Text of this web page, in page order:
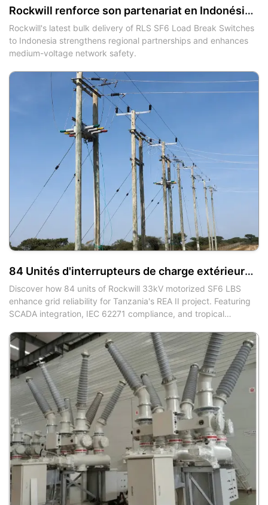
Rockwill renforce son partenariat en Indonésie avec une livraison en gros d'interrupteurs de sectionneurs à charge RLS SF6
Rockwill's latest bulk delivery of RLS SF6 Load Break Switches
to Indonesia strengthens regional partnerships and enhances
medium-voltage network safety.
84 Unités d'interrupteurs de charge extérieurs SF6 33 kV pour le projet électrique IEE-Business de la Cité Blanche en Tanzanie
Discover how 84 units of Rockwill 33kV motorized SF6 LBS
enhance grid reliability for Tanzania's REA II project. Featuring
SCADA integration, IEC 62271 compliance, and tropical